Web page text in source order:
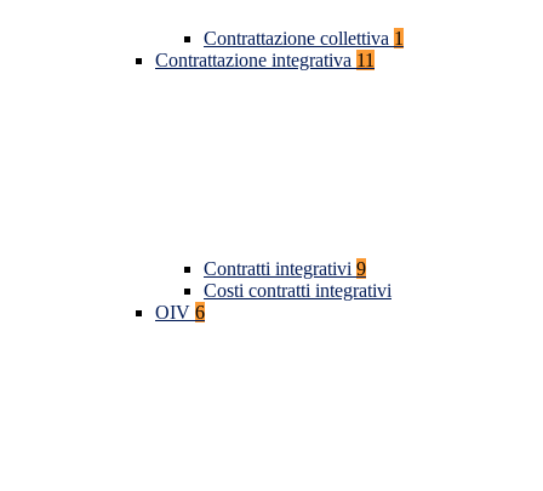
Contrattazione collettiva 1
Contrattazione integrativa 11
Contratti integrativi 9
Costi contratti integrativi
OIV 6